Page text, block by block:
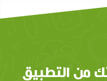
من التطبيق